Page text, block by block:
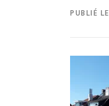
PUBLIÉ LE